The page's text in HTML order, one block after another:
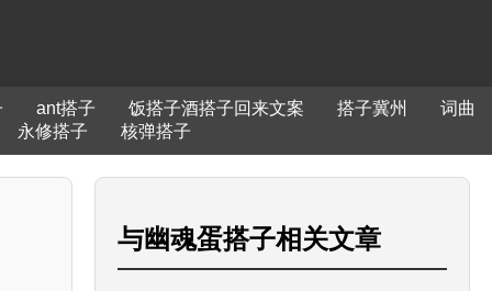
ant搭子 饭搭子酒搭子回来文案 搭子冀州
词曲
永修搭子
核弹搭子
与幽魂蛋搭子相关文章